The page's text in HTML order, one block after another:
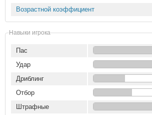
Возрастной коэффициент
Навыки игрока
Пас
Удар
Дриблинг
Отбор
Штрафные